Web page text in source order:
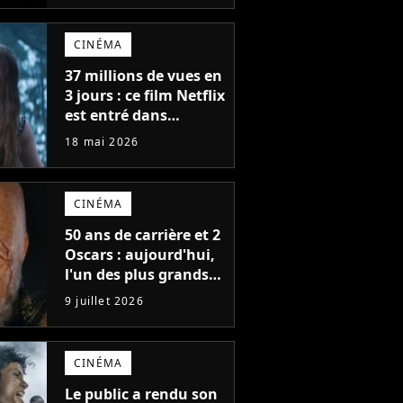
CINÉMA
37 millions de vues en
3 jours : ce film Netflix
est entré dans
l'histoire avec l'un des
de tous les temps
18 mai 2026
CINÉMA
50 ans de carrière et 2
Oscars : aujourd'hui,
l'un des plus grands
acteurs de tous les
temps fête ses 70 ans
9 juillet 2026
CINÉMA
Le public a rendu son